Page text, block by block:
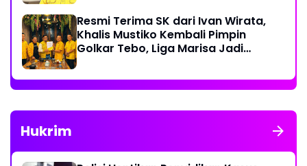
Resmi Terima SK dari Ivan Wirata,
Khalis Mustiko Kembali Pimpin
Golkar Tebo, Liga Marisa Jadi
Hukrim